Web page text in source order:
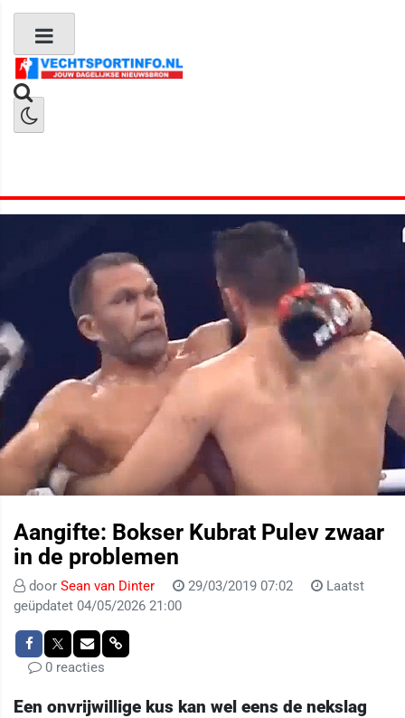
Aangifte: Bokser Kubrat Pulev zwaar
in de problemen
door Sean van Dinter 29/03/2019 07:02
Laatst
geüpdatet 04/05/2026 21:00
0 reacties
Een onvrijwillige kus kan wel eens de nekslag